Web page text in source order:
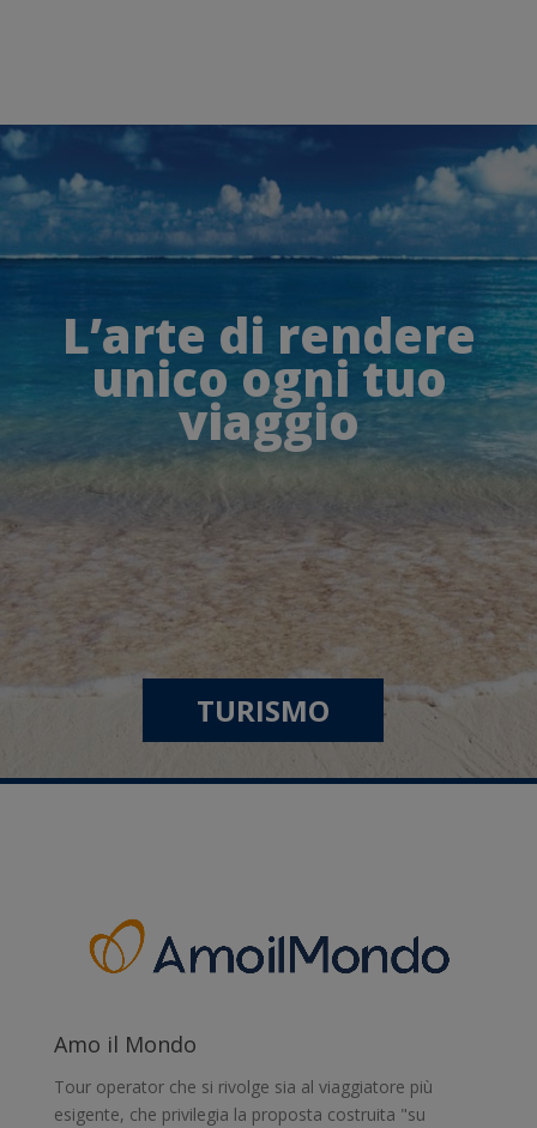
L’arte di rendere
unico ogni tuo
viaggio
TURISMO
Amo il Mondo
Tour operator che si rivolge sia al viaggiatore più
esigente, che privilegia la proposta costruita "su